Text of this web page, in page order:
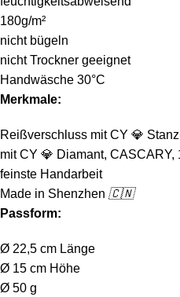
180g/m²
nicht bügeln
nicht Trockner geeignet
Handwäsche 30°C
Merkmale:
Reißverschluss mit CY 💎
mit CY 💎 Diamant, CASCARY,
feinste Handarbeit
Made in Shenzhen 🇨🇳
Passform:
Ø 22,5 cm Länge
Ø 15 cm Höhe
Ø 50 g